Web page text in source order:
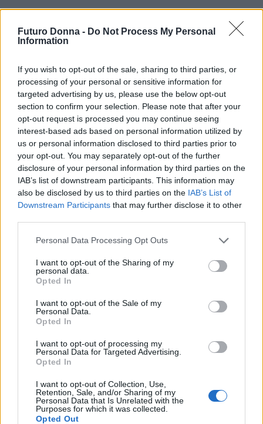
Futuro Donna - Do Not Process My Personal
Information
If you wish to opt-out of the sale, sharing to third parties, or
processing of your personal or sensitive information for
targeted advertising by us, please use the below opt-out
section to confirm your selection. Please note that after your
opt-out request is processed you may continue seeing
interest-based ads based on personal information utilized by
us or personal information disclosed to third parties prior to
your opt-out. You may separately opt-out of the further
disclosure of your personal information by third parties on the
IAB’s list of downstream participants. This information may
also be disclosed by us to third parties on the IAB’s List of
Downstream Participants that may further disclose it to other
Please note that this website/app uses one or more Google
not limited to your visit or usage behaviour. You may click to
grant or deny consent to Google and its third-party tags to
use your data for below specified purposes in below Google
consent section.
Personal Data Processing Opt Outs
I want to opt-out of the Sharing of my
personal data.
Opted In
I want to opt-out of the Sale of my
Personal Data.
Opted In
I want to opt-out of processing my
Personal Data for Targeted Advertising.
Opted In
I want to opt-out of Collection, Use,
Retention, Sale, and/or Sharing of my
Personal Data that Is Unrelated with the
Purposes for which it was collected.
Opted Out
Continua a leggere
TEEN NEWS
Come scegliere il teen drama giusto in base al mood
Matteo Pellegrino · 10 Ago 2026